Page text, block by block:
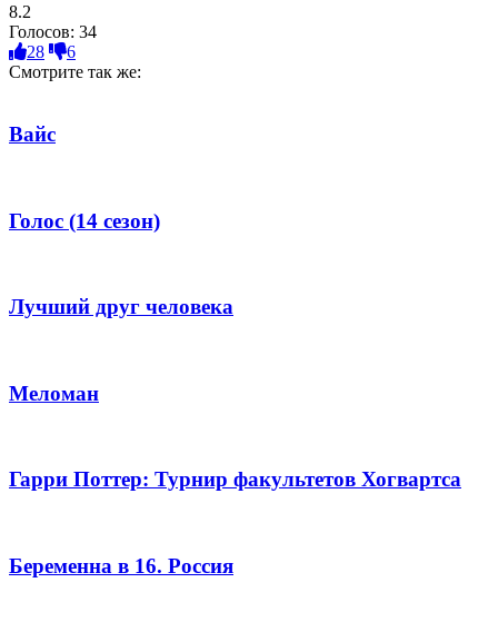
8.2
Голосов: 34
28
6
Смотрите так же:
Вайс
Голос (14 сезон)
Лучший друг человека
Меломан
Гарри Поттер: Турнир факультетов Хогвартса
Беременна в 16. Россия